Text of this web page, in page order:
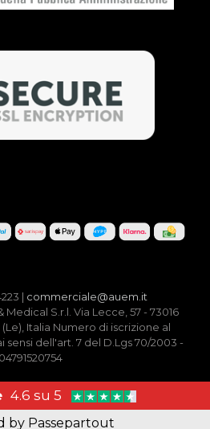
| commerciale@auem.it
S.r.l. Via Lecce, 57 - 73016
Italia Numero di iscrizione al
dell'art. 7 del D.Lgs 70/2003 -
04791520754
4.6 su 5
by Passepartout